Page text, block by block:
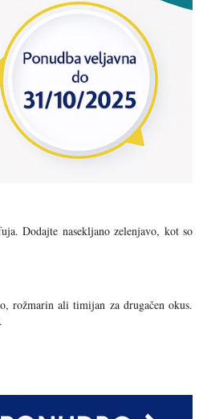
Dodajte nasekljano zelenjavo, kot so
rožmarin ali timijan za drugačen okus.